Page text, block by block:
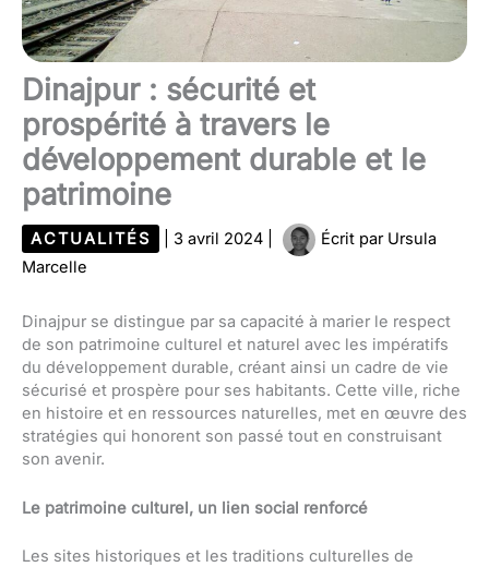
Dinajpur : sécurité et
prospérité à travers le
développement durable et le
patrimoine
ACTUALITÉS 3 avril 2024 Écrit par Ursula
Marcelle
Dinajpur se distingue par sa capacité à marier le respect
de son patrimoine culturel et naturel avec les impératifs
du développement durable, créant ainsi un cadre de vie
sécurisé et prospère pour ses habitants. Cette ville, riche
en histoire et en ressources naturelles, met en œuvre des
stratégies qui honorent son passé tout en construisant
son avenir.
Le patrimoine culturel, un lien social renforcé
Les sites historiques et les traditions culturelles de